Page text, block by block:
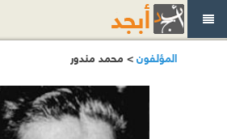
المؤلفون> محمد مندور